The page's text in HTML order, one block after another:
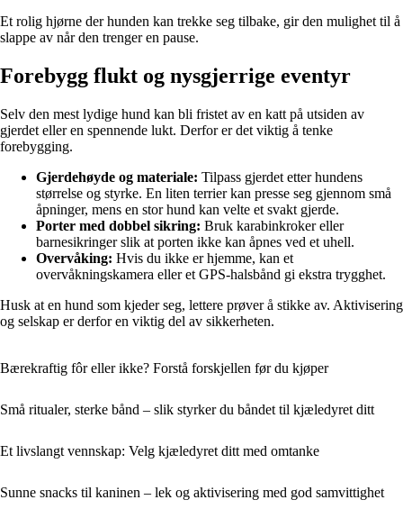
Et rolig hjørne der hunden kan trekke seg tilbake, gir den mulighet til å
slappe av når den trenger en pause.
Forebygg flukt og nysgjerrige eventyr
Selv den mest lydige hund kan bli fristet av en katt på utsiden av
gjerdet eller en spennende lukt. Derfor er det viktig å tenke
forebygging.
Gjerdehøyde og materiale: Tilpass gjerdet etter hundens
størrelse og styrke. En liten terrier kan presse seg gjennom små
åpninger, mens en stor hund kan velte et svakt gjerde.
Porter med dobbel sikring: Bruk karabinkroker eller
barnesikringer slik at porten ikke kan åpnes ved et uhell.
Overvåking: Hvis du ikke er hjemme, kan et
overvåkningskamera eller et GPS-halsbånd gi ekstra trygghet.
Husk at en hund som kjeder seg, lettere prøver å stikke av. Aktivisering
og selskap er derfor en viktig del av sikkerheten.
Bærekraftig fôr eller ikke? Forstå forskjellen før du kjøper
Små ritualer, sterke bånd – slik styrker du båndet til kjæledyret ditt
Et livslangt vennskap: Velg kjæledyret ditt med omtanke
Sunne snacks til kaninen – lek og aktivisering med god samvittighet